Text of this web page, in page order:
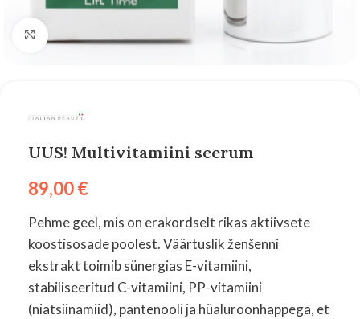
Suurenda
UUS! Multivitamiini seerum
89,00€
Pehme geel, mis on erakordselt rikas aktiivsete
koostisosade poolest. Väärtuslik ženšenni
ekstrakt toimib sünergias E-vitamiini,
stabiliseeritud C-vitamiini, PP-vitamiini
(niatsiinamiid), pantenooli ja hüaluroonhappega, et